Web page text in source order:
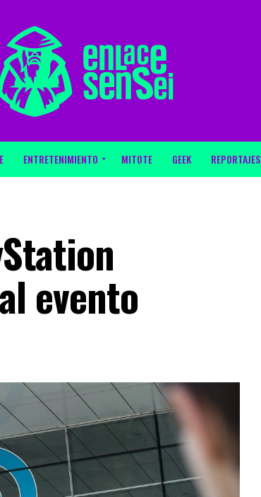
ENTRETENIMIENTO MITOTE GEEK REPORTAJES
evento